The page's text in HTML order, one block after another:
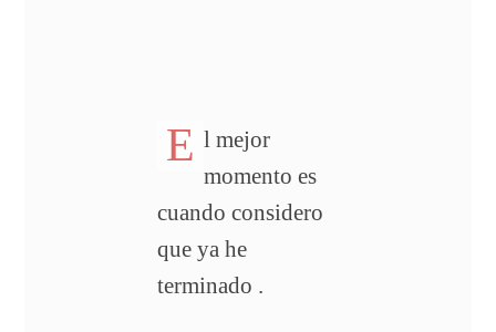
E l mejor
momento es
cuando considero
que ya he
terminado .